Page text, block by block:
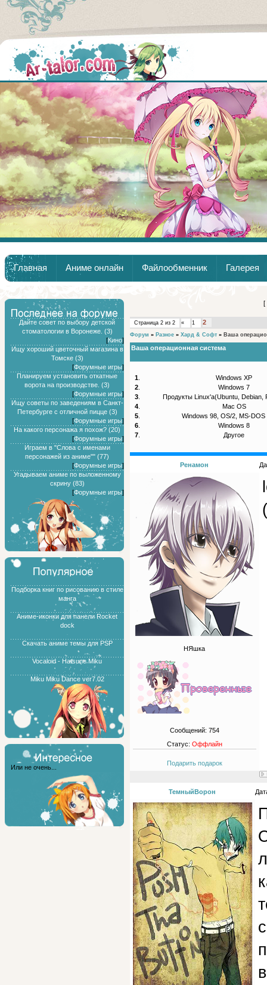
Главная
Аниме
Главная Аниме онлайн Файлообменник Галерея
Дайте совет по выбору детской
стоматологии в Воронеже. (3)
[Кино]
Ищу хороший цветочный магазина в
Томске (3)
[Форумные игры]
Планируем установить откатные
ворота на производстве. (3)
[Форумные игры]
Ищу советы по заведениям в Санкт-
Петербурге с отличной пицце (3)
[Форумные игры]
На какого персонажа я похож? (20)
[Форумные игры]
Играем в "Слова с именами
персонажей из аниме"" (77)
[Форумные игры]
Угадываем аниме по выложенному
скрину (83)
[Форумные игры]
Подборка книг по рисованию в стиле
манга
Аниме-иконки для панели Rocket
dock
Скачать аниме темы для PSP
Vocaloid - Hatsune Miku
Miku Miku Dance ver7.02
Или не очень...
[
Страница 2 из 2 « 1 2
Форум » Разное » Хард & Софт » Ваша
Ваша операционная система
1
Windows XP
2
Windows 7
3
Продукты Linux'a(Ubuntu, Debian,
4
Mac OS
5
Windows 98, OS/2, MS-DOS
6
Windows 8
7
Другое
Ренамон
НЯшка
Сообщений: 754
Статус: Оффлайн
Подарить подарок
ТемныйВорон